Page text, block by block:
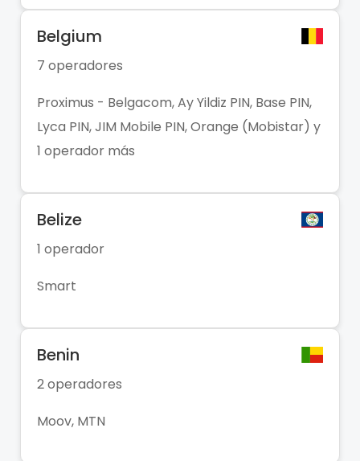
Belgium
7 operadores
Proximus - Belgacom, Ay Yildiz PIN, Base PIN,
Lyca PIN, JIM Mobile PIN, Orange (Mobistar) y
1 operador más
Belize
1 operador
Smart
Benin
2 operadores
Moov, MTN